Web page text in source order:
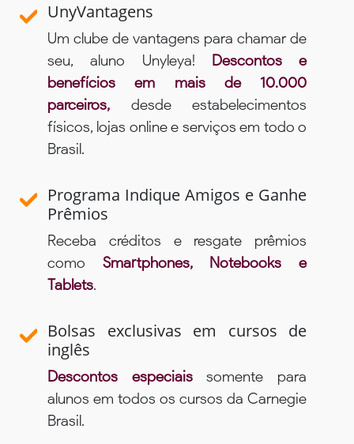
UnyVantagens
Um clube de vantagens para chamar de
seu, aluno Unyleya! Descontos e
benefícios em mais de 10.000
parceiros, desde estabelecimentos
físicos, lojas online e serviços em todo o
Brasil.
Programa Indique Amigos e Ganhe
Prêmios
Receba créditos e resgate prêmios
como Smartphones, Notebooks e
Tablets.
Bolsas exclusivas em cursos de
inglês
Descontos especiaissomente para
alunos em todos os cursos da Carnegie
Brasil.